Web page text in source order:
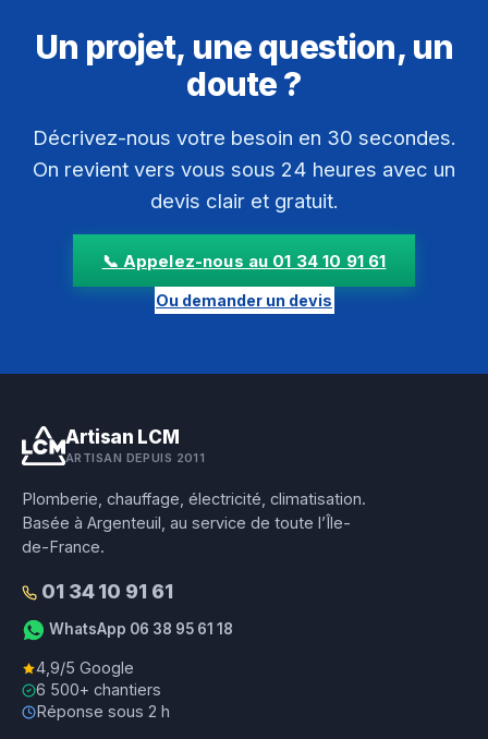
Un projet, une question, un
doute ?
Décrivez-nous votre besoin en 30 secondes.
On revient vers vous sous 24 heures avec un
devis clair et gratuit.
📞 Appelez-nous au 01 34 10 91 61
Ou demander un devis
Artisan LCM
ARTISAN DEPUIS 2011
Plomberie, chauffage, électricité, climatisation.
Basée à Argenteuil, au service de toute l’Île-
de-France.
01 34 10 91 61
WhatsApp 06 38 95 61 18
4,9/5 Google
6 500+ chantiers
Réponse sous 2 h